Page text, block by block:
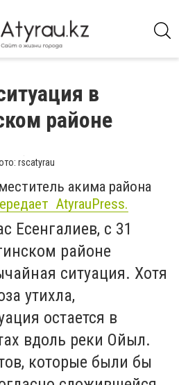
в
районе
rscatyrau
акима района
AtyrauPress.
Есенгалиев, с 31
районе
ситуация. Хотя
утихла,
остается в
вдоль реки Ойыл.
которые были бы